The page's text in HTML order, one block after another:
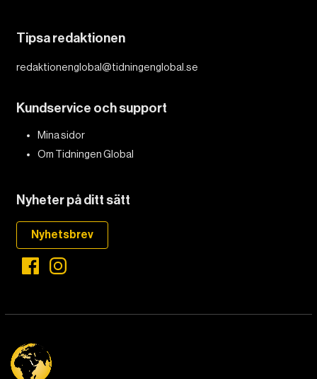
Tipsa redaktionen
redaktionenglobal@tidningenglobal.se
Kundservice och support
Mina sidor
Om Tidningen Global
Nyheter på ditt sätt
Nyhetsbrev